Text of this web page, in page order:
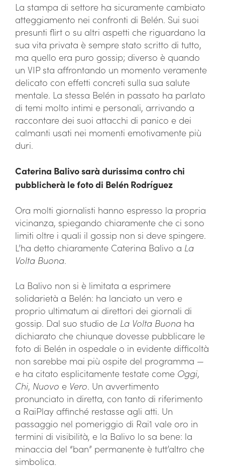
La stampa di settore ha sicuramente cambiato
atteggiamento nei confronti di Belén. Sui suoi
presunti flirt o su altri aspetti che riguardano la
sua vita privata è sempre stato scritto di tutto,
ma quello era puro gossip; diverso è quando
un VIP sta affrontando un momento veramente
delicato con effetti concreti sulla sua salute
mentale. La stessa Belén in passato ha parlato
di temi molto intimi e personali, arrivando a
raccontare dei suoi attacchi di panico e dei
calmanti usati nei momenti emotivamente più
duri.
Caterina Balivo sarà durissima contro chi
pubblicherà le foto di Belén Rodríguez
Ora molti giornalisti hanno espresso la propria
vicinanza, spiegando chiaramente che ci sono
limiti oltre i quali il gossip non si deve spingere.
L’ha detto chiaramente Caterina Balivo a La
Volta Buona.
La Balivo non si è limitata a esprimere
solidarietà a Belén: ha lanciato un vero e
proprio ultimatum ai direttori dei giornali di
gossip. Dal suo studio de La Volta Buona ha
dichiarato che chiunque dovesse pubblicare le
foto di Belén in ospedale o in evidente difficoltà
non sarebbe mai più ospite del programma —
e ha citato esplicitamente testate come Oggi,
Chi, Nuovo e Vero. Un avvertimento
pronunciato in diretta, con tanto di riferimento
a RaiPlay affinché restasse agli atti. Un
passaggio nel pomeriggio di Rai1 vale oro in
termini di visibilità, e la Balivo lo sa bene: la
minaccia del “ban” permanente è tutt’altro che
simbolica.